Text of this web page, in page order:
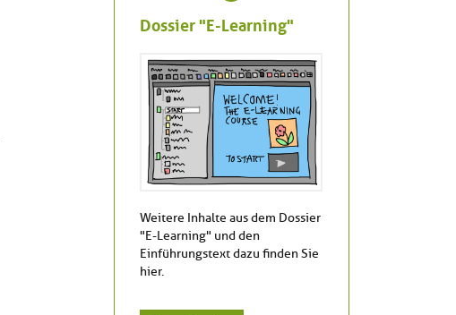
Dossier "E-Learning"
Weitere Inhalte aus dem Dossier
"E-Learning" und den
Einführungstext dazu finden Sie
hier.